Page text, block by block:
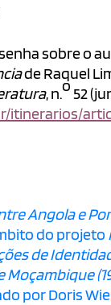
sobre o
de Raquel
, n.o52
itinerarios/
Angola e
do projeto
de
Moçambique
por Doris